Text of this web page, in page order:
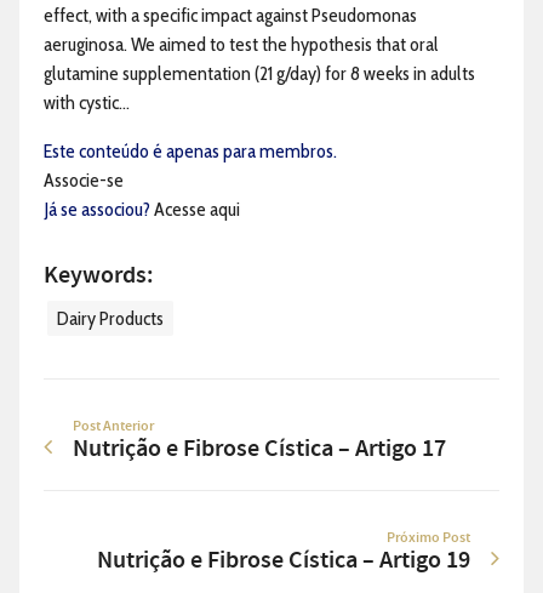
effect, with a specific impact against Pseudomonas
aeruginosa. We aimed to test the hypothesis that oral
glutamine supplementation (21 g/day) for 8 weeks in adults
with cystic...
Este conteúdo é apenas para membros.
Associe-se
Já se associou? Acesse aqui
Keywords:
Dairy Products
Post Anterior
Nutrição e Fibrose Cística – Artigo 17
Próximo Post
Nutrição e Fibrose Cística – Artigo 19